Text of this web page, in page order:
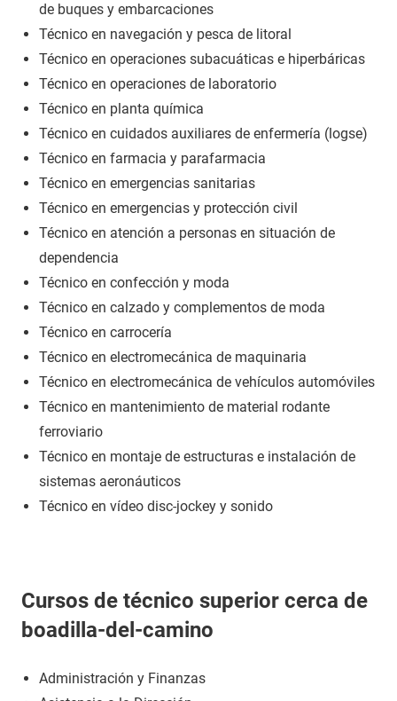
de buques y embarcaciones
Técnico en navegación y pesca de litoral
Técnico en operaciones subacuáticas e hiperbáricas
Técnico en operaciones de laboratorio
Técnico en planta química
Técnico en cuidados auxiliares de enfermería (logse)
Técnico en farmacia y parafarmacia
Técnico en emergencias sanitarias
Técnico en emergencias y protección civil
Técnico en atención a personas en situación de
dependencia
Técnico en confección y moda
Técnico en calzado y complementos de moda
Técnico en carrocería
Técnico en electromecánica de maquinaria
Técnico en electromecánica de vehículos automóviles
Técnico en mantenimiento de material rodante
ferroviario
Técnico en montaje de estructuras e instalación de
sistemas aeronáuticos
Técnico en vídeo disc-jockey y sonido
Cursos de técnico superior cerca de
boadilla-del-camino
Administración y Finanzas